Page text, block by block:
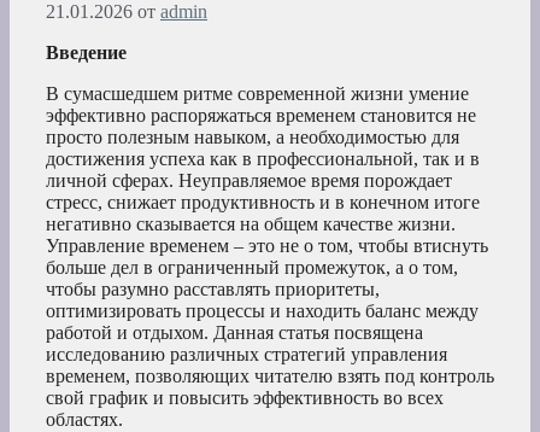
21.01.2026 от admin
Введение
В сумасшедшем ритме современной жизни умение
эффективно распоряжаться временем становится не
просто полезным навыком, а необходимостью для
достижения успеха как в профессиональной, так и в
личной сферах. Неуправляемое время порождает
стресс, снижает продуктивность и в конечном итоге
негативно сказывается на общем качестве жизни.
Управление временем – это не о том, чтобы втиснуть
больше дел в ограниченный промежуток, а о том,
чтобы разумно расставлять приоритеты,
оптимизировать процессы и находить баланс между
работой и отдыхом. Данная статья посвящена
исследованию различных стратегий управления
временем, позволяющих читателю взять под контроль
свой график и повысить эффективность во всех
областях.